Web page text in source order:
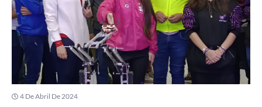
4 De Abril De 2024